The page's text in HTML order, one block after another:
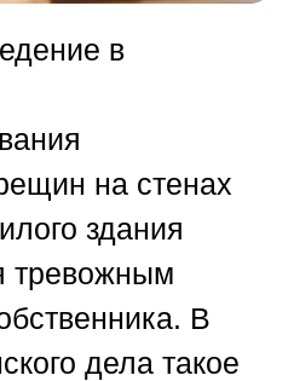
в
на стенах
здания
тревожным
В
дела такое